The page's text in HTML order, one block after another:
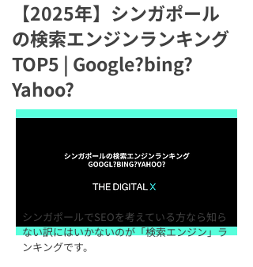
【2025年】シンガポール
の検索エンジンランキング
TOP5 | Google?bing?
Yahoo?
シンガポールでSEOを考えている方なら知ら
ない訳にはいかないのが「検索エンジン」ラ
ンキングです。